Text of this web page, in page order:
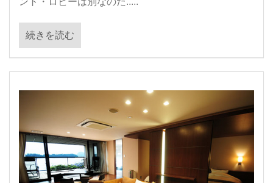
続きを読む